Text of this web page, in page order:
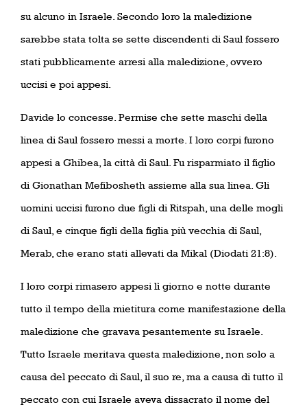
su alcuno in Israele. Secondo loro la maledizione
sarebbe stata tolta se sette discendenti di Saul fossero
stati pubblicamente arresi alla maledizione, ovvero
uccisi e poi appesi.
Davide lo concesse. Permise che sette maschi della
linea di Saul fossero messi a morte. I loro corpi furono
appesi a Ghibea, la città di Saul. Fu risparmiato il figlio
di Gionathan Mefibosheth assieme alla sua linea. Gli
uomini uccisi furono due figli di Ritspah, una delle mogli
di Saul, e cinque figli della figlia più vecchia di Saul,
Merab, che erano stati allevati da Mikal (Diodati 21:8).
I loro corpi rimasero appesi lì giorno e notte durante
tutto il tempo della mietitura come manifestazione della
maledizione che gravava pesantemente su Israele.
Tutto Israele meritava questa maledizione, non solo a
causa del peccato di Saul, il suo re, ma a causa di tutto il
peccato con cui Israele aveva dissacrato il nome del